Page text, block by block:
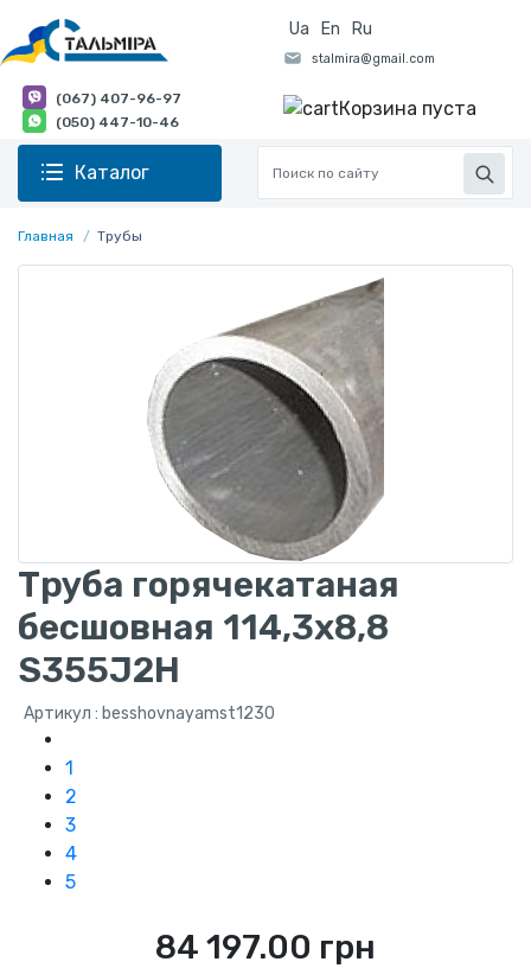
Ua En Ru
(067) 407-96-97
(050) 447-10-46
Корзина пуста
Каталог
Главная Трубы
Труба горячекатаная
бесшовная 114,3х8,8
S355J2H
Артикул : besshovnayamst1230
1
2
3
4
5
84 197.00 грн